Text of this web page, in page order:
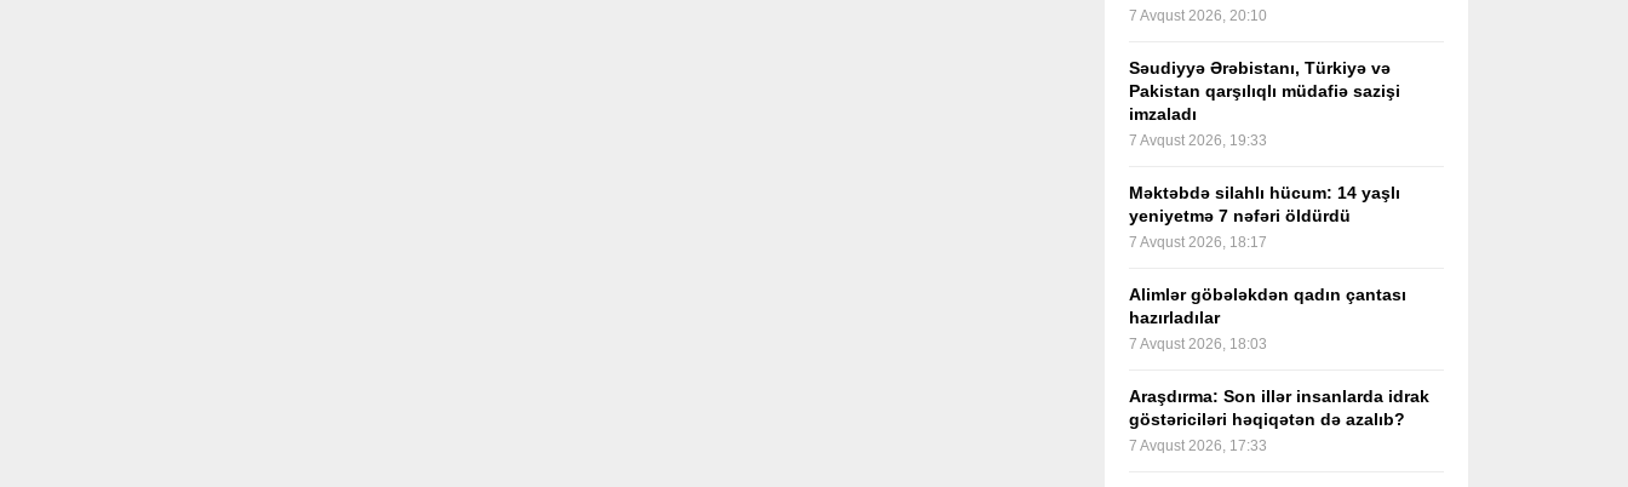
7 Avqust 2026, 20:10
Səudiyyə Ərəbistanı, Türkiyə və
Pakistan qarşılıqlı müdafiə sazişi
imzaladı
7 Avqust 2026, 19:33
Məktəbdə silahlı hücum: 14 yaşlı
yeniyetmə 7 nəfəri öldürdü
7 Avqust 2026, 18:17
Alimlər göbələkdən qadın çantası
hazırladılar
7 Avqust 2026, 18:03
Araşdırma: Son illər insanlarda idrak
göstəriciləri həqiqətən də azalıb?
7 Avqust 2026, 17:33